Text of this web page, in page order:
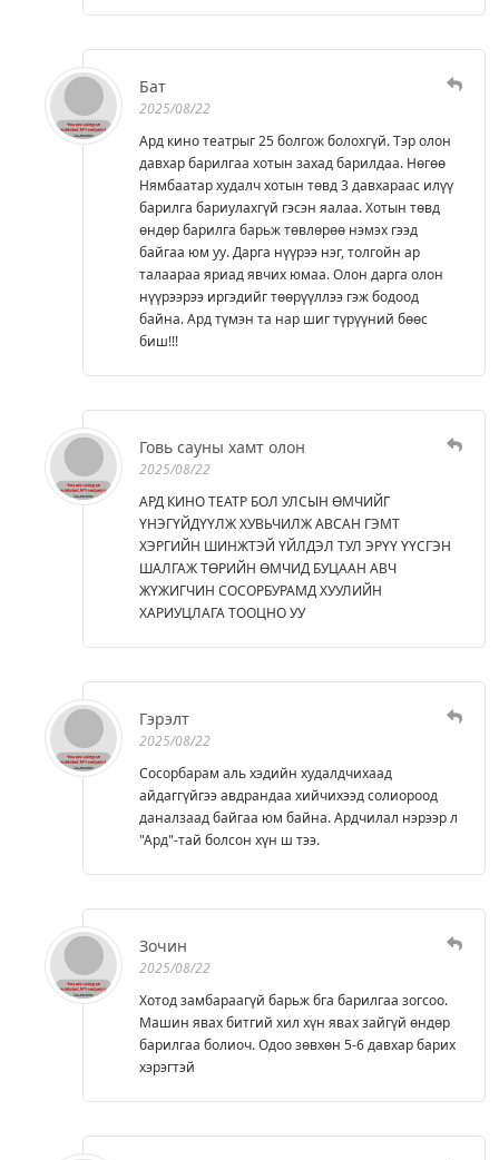
Бат
2025/08/22
Ард кино театрыг 25 болгож болохгүй. Тэр олон
давхар барилгаа хотын захад барилдаа. Нөгөө
Нямбаатар худалч хотын төвд 3 давхараас илүү
барилга бариулахгүй гэсэн яалаа. Хотын төвд
өндөр барилга барьж төвлөрөө нэмэх гээд
байгаа юм уу. Дарга нүүрээ нэг, толгойн ар
талаараа яриад явчих юмаа. Олон дарга олон
нүүрээрээ иргэдийг төөрүүллээ гэж бодоод
байна. Ард түмэн та нар шиг түрүүний бөөс
биш!!!
Говь сауны хамт олон
2025/08/22
АРД КИНО ТЕАТР БОЛ УЛСЫН ӨМЧИЙГ
ҮНЭГҮЙДҮҮЛЖ ХУВЬЧИЛЖ АВСАН ГЭМТ
ХЭРГИЙН ШИНЖТЭЙ ҮЙЛДЭЛ ТУЛ ЭРҮҮ ҮҮСГЭН
ШАЛГАЖ ТӨРИЙН ӨМЧИД БУЦААН АВЧ
ЖҮЖИГЧИН СОСОРБУРАМД ХУУЛИЙН
ХАРИУЦЛАГА ТООЦНО УУ
Гэрэлт
2025/08/22
Сосорбарам аль хэдийн худалдчихаад
айдаггүйгээ авдрандаа хийчихээд солиороод
даналзаад байгаа юм байна. Ардчилал нэрээр л
"Ард"-тай болсон хүн ш тээ.
Зочин
2025/08/22
Хотод замбараагүй барьж бга барилгаа зогсоо.
Машин явах битгий хил хүн явах зайгүй өндөр
барилгаа болиоч. Одоо зөвхөн 5-6 давхар барих
хэрэгтэй